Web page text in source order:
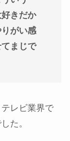
きだか
がい感
まじで
レビ業界で
た。